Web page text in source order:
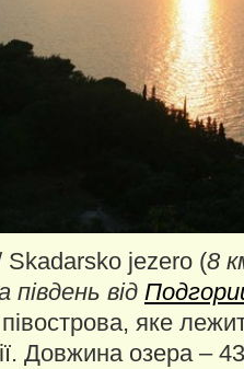
Skadarsko jezero (8
південь від
яке
Довжина озера –